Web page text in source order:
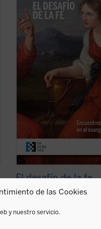
de las Cookies
y nuestro servicio.
de Juan, descritos y
libro con gran maestría,
pequeños dramas o
el lector puede ver
personal ante Cristo y
camino ...
El desafío de la fe
César Franco